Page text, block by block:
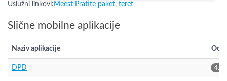
Uslužni linkovi: Meest Pratite paket, teret
Slične mobilne aplikacije
Naziv aplikacije
DPD 4.00